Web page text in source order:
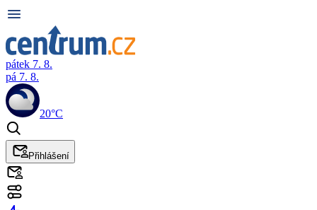
pátek 7. 8.
pá 7. 8.
20°C
Přihlášení